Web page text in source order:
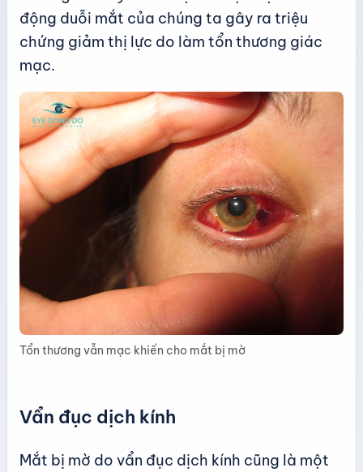
động duỗi mắt của chúng ta gây ra triệu
chứng giảm thị lực do làm tổn thương giác
mạc.
Tổn thương vẫn mạc khiến cho mắt bị mờ
Vẩn đục dịch kính
Mắt bị mờ do vẩn đục dịch kính cũng là một